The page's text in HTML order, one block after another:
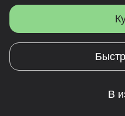
В